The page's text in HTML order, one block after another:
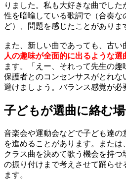
りました。私も大好きな曲でし
性を暗喩している歌詞で（合奏な
ど）、問題を感じたことがありま
また、新しい曲であっても、古い
人の趣味が全面的に出るような
ます。「えー、それって先生の
保護者とのコンセンサスがとれな
避けましょう。バランス感覚が必
子どもが選曲に絡む
音楽会や運動会などで子ども達の
を進めることがあります。または
クラス曲を決めて歌う機会を持つ
の振り付けまで考えさせて踊らせ
ます。